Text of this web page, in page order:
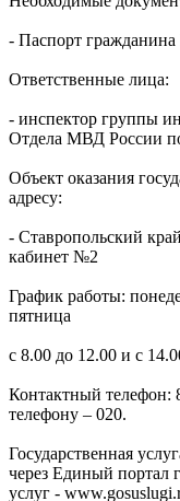
- Паспорт
Ответственные лица:
- инспектор группы
Отдела МВД России
Объект оказания
адресу:
- Ставропольский
кабинет №2
График работы:
пятница
с 8.00 до 12.00 и с
Контактный телефон:
телефону – 020.
Государственная
через Единый портал
услуг -